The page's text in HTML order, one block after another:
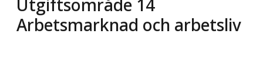
Utgiftsområde 14
Arbetsmarknad och arbetsliv